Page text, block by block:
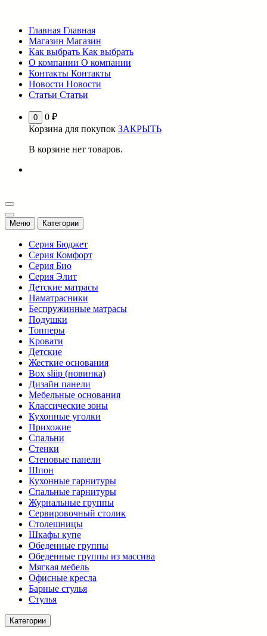
содержимому
Главная Главная
Магазин Магазин
Как выбрать Как выбрать
О компании О компании
Контакты Контакты
Новости Новости
Статьи Статьи
0 0 ₽
Корзина для покупок ЗАКРЫТЬ
В корзине нет товаров.
Меню Категории
Серия Бюджет
Серия Комфорт
Серия Био
Серия Элит
Детские матрасы
Наматрасники
Беспружинные матрасы
Подушки
Топперы
Кровати
Детские
Жесткие основания
Box sliip (новинка)
Дизайн панели
Мебельные основания
Классические зоны
Кухонные уголки
Прихожие
Спальни
Стенки
Стеновые панели
Шпон
Кухонные гарнитуры
Спальные гарнитуры
Журнальные группы
Сервировочный столик
Столешницы
Шкафы купе
Обеденные группы
Обеденные группы из массива
Мягкая мебель
Офисные кресла
Барные стулья
Стулья
Категории